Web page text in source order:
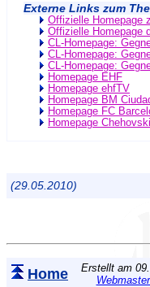
Externe Links zum
Offizielle Homepage
Offizielle Homepage
CL-Homepage:
CL-Homepage:
CL-Homepage:
Homepage EHF
Homepage ehfTV
Homepage BM
Homepage FC
Homepage
(29.05.2010)
Home
Erstellt am